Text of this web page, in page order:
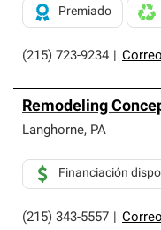
(215) 723-9234
Premiado
Remodeling
Langhorne, PA
(215) 343-5557
Financiación